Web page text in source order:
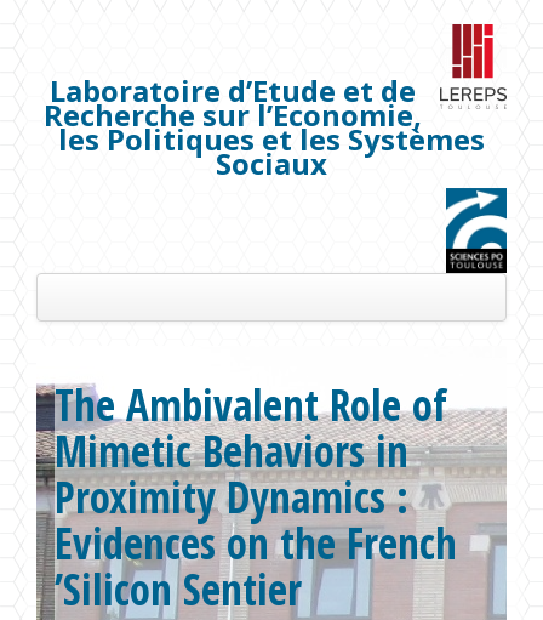
Laboratoire d’Etude et de
Recherche sur l’Economie,
les Politiques et les Systèmes
Sociaux
Les membres
Séminaires
Publications
Projets de recherche
Formations
The Ambivalent Role of
Mimetic Behaviors in
Proximity Dynamics :
Evidences on the French
’Silicon Sentier